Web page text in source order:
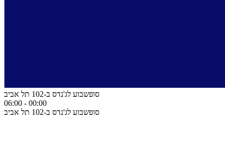
סופשבוע לג'נדס ב-102 תל אביב
06:00 - 00:00
סופשבוע לג'נדס ב-102 תל אביב